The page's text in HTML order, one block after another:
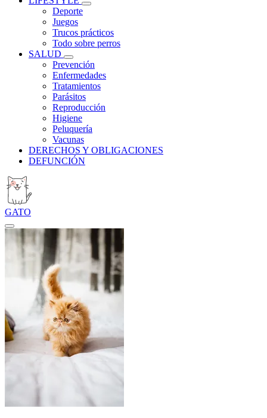
Deporte
Juegos
Trucos prácticos
Todo sobre perros
SALUD
Prevención
Enfermedades
Tratamientos
Parásitos
Reproducción
Higiene
Peluquería
Vacunas
DERECHOS Y OBLIGACIONES
DEFUNCIÓN
GATO